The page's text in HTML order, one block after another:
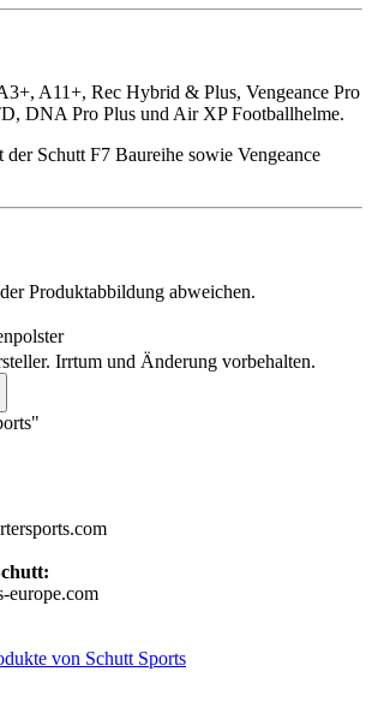
A11+, Rec Hybrid & Plus, Vengeance Pro
DNA Pro Plus und Air XP Footballhelme.
Schutt F7 Baureihe sowie Vengeance
Produktabbildung abweichen.
Irrtum und Änderung vorbehalten.
europe.com
von Schutt Sports